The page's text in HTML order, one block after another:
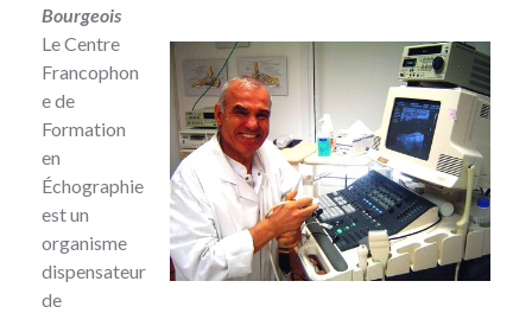
Bourgeois
LeCentre
Francophon
e de
Formation
en
Échographie
est un
organisme
dispensateur
de